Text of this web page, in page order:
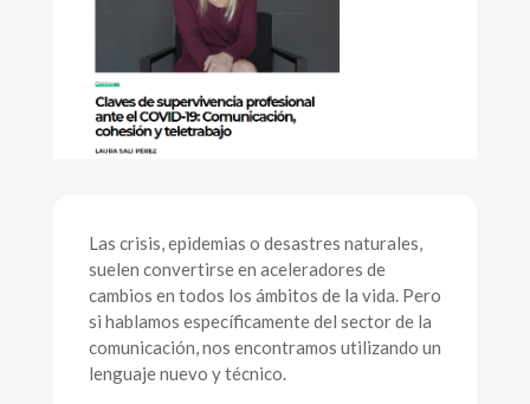
Las crisis, epidemias o desastres naturales,
suelen convertirse en aceleradores de
cambios en todos los ámbitos de la vida. Pero
si hablamos específicamente del sector de la
comunicación, nos encontramos utilizando un
lenguaje nuevo y técnico.